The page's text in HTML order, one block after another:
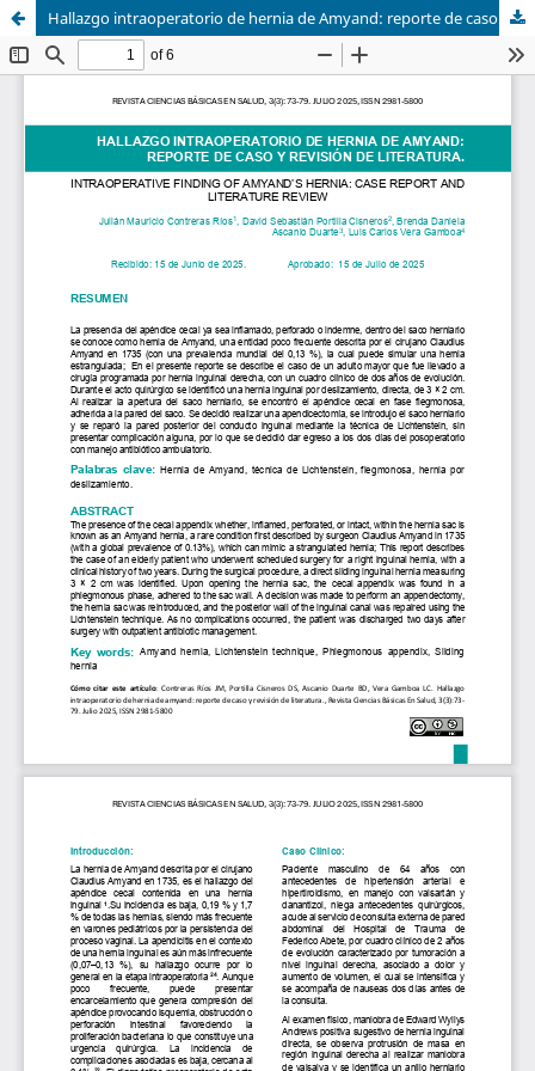
Hallazgo intraoperatorio de hernia de Amyand: reporte de caso y revisión de literatura